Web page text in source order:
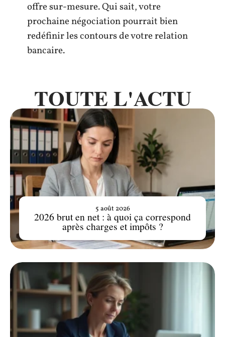
offre sur-mesure. Qui sait, votre
prochaine négociation pourrait bien
redéfinir les contours de votre relation
bancaire.
TOUTE L'ACTU
2026 brut en net : à quoi ça correspond
après charges et impôts ?
5 août 2026